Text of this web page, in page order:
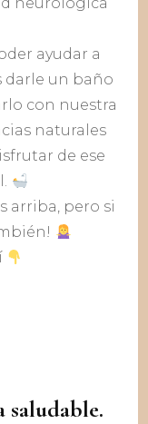
ayudar a
darle un baño
con nuestra
naturales
de ese
arriba, pero si
saludable.